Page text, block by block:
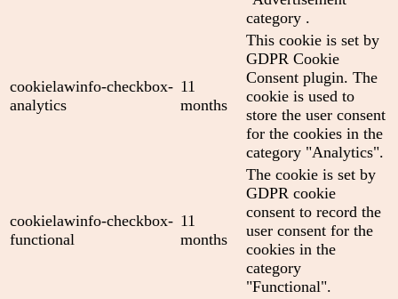
category .
cookielawinfo-checkbox-
analytics
11
months
This cookie is set by
GDPR Cookie
Consent plugin. The
cookie is used to
store the user consent
for the cookies in the
category "Analytics".
cookielawinfo-checkbox-
functional
11
months
The cookie is set by
GDPR cookie
consent to record the
user consent for the
cookies in the
category
"Functional".